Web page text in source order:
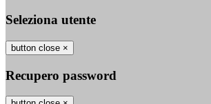
Seleziona utente
button close ×
Recupero password